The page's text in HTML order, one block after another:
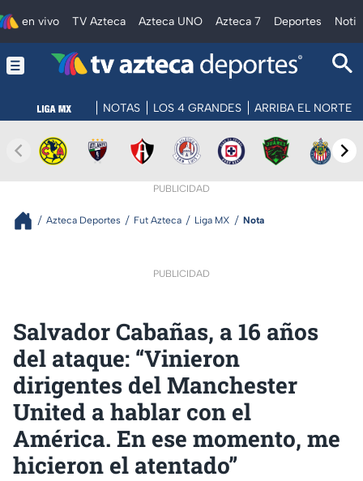
en vivo TV Azteca Azteca UNO Azteca 7 Deportes
NOTAS LOS 4 GRANDES ARRIBA EL NORTE
PUBLICIDAD
Azteca Deportes Fut Azteca Liga MX Nota
PUBLICIDAD
Salvador Cabañas, a 16 años
del ataque: “Vinieron
dirigentes del Manchester
United a hablar con el
América. En ese momento, me
hicieron el atentado”